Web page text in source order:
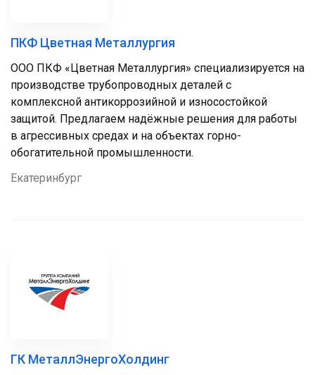
ПКФ Цветная Металлургия
ООО ПКФ «Цветная Металлургия» специализируется на
производстве трубопроводных деталей с
комплексной антикоррозийной и износостойкой
защитой. Предлагаем надёжные решения для работы
в агрессивных средах и на объектах горно-
обогатительной промышленности.
Екатеринбург
ГК МеталлЭнергоХолдинг